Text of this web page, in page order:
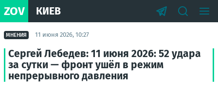
ZOV КИЕВ
МНЕНИЯ 11 июня 2026, 10:27
Сергей Лебедев: 11 июня 2026: 52 удара
за сутки — фронт ушёл в режим
непрерывного давления